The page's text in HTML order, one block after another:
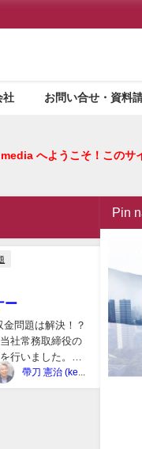
社 お問い合せ・資料
へようこそ！このサイ
ー
問題は解決！？
社常務取締役の
行いました。司
Pin